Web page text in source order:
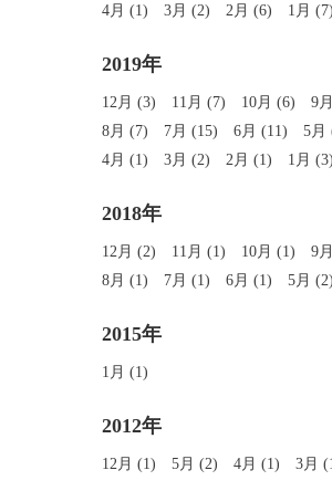
4月 (1)
3月 (2) 2月 (6) 1月 (7)
2019年
12月 (3) 11月 (7) 10月 (6)
9
8月 (7)
7月 (15) 6月 (11)
5月
4月 (1)
3月 (2) 2月 (1) 1月 (3)
2018年
12月 (2) 11月 (1) 10月 (1)
9
8月 (1)
7月 (1) 6月 (1) 5月 (2)
2015年
1月 (1)
2012年
12月 (1) 5月 (2) 4月 (1) 3月